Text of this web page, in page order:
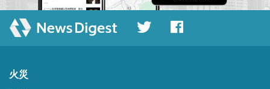
火災